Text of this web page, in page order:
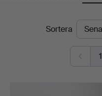
Formstad
Auktioner
SlutpriserSortera
1